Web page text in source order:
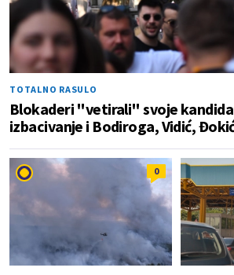
TOTALNO RASULO
Blokaderi "vetirali" svoje
izbacivanje i Bodiroga, Vidić,
0